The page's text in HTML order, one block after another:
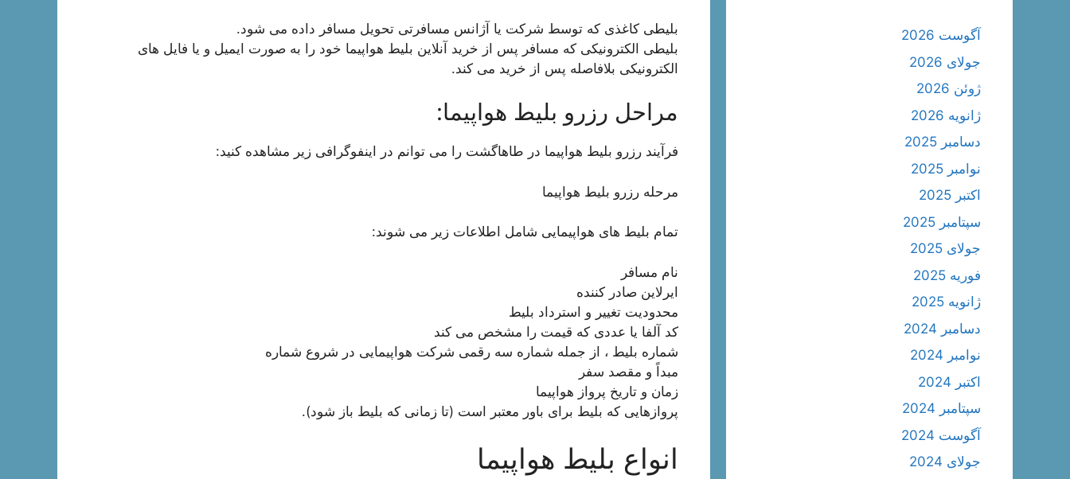
بلیطی کاغذی که توسط شرکت یا آژانس مسافرتی تحویل مسافر داده می شود.
بلیطی الکترونیکی که مسافر پس از خرید آنلاین بلیط هواپیما خود را به صورت ایمیل و یا فایل های
الکترونیکی بلافاصله پس از خرید می کند.
مراحل رزرو بلیط هواپیما:
فرآیند رزرو بلیط هواپیما در طاهاگشت را می توانم در اینفوگرافی زیر مشاهده کنید:
مرحله رزرو بلیط هواپیما
تمام بلیط های هواپیمایی شامل اطلاعات زیر می شوند:
نام مسافر
ایرلاین صادر کننده
محدودیت تغییر و استرداد بلیط
کد آلفا یا عددی که قیمت را مشخص می کند
شماره بلیط ، از جمله شماره سه رقمی شرکت هواپیمایی در شروع شماره
مبداً و مقصد سفر
زمان و تاریخ پرواز هواپیما
پروازهایی که بلیط برای باور معتبر است (تا زمانی که بلیط باز شود).
انواع بلیط هواپیما
آگوست 2026
جولای 2026
ژوئن 2026
ژانویه 2026
دسامبر 2025
نوامبر 2025
اکتبر 2025
سپتامبر 2025
جولای 2025
فوریه 2025
ژانویه 2025
دسامبر 2024
نوامبر 2024
اکتبر 2024
سپتامبر 2024
آگوست 2024
جولای 2024